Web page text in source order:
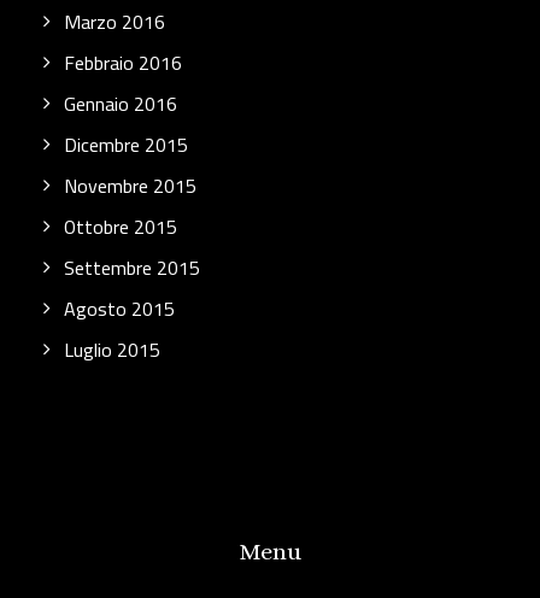
Marzo 2016
Febbraio 2016
Gennaio 2016
Dicembre 2015
Novembre 2015
Ottobre 2015
Settembre 2015
Agosto 2015
Luglio 2015
Menu